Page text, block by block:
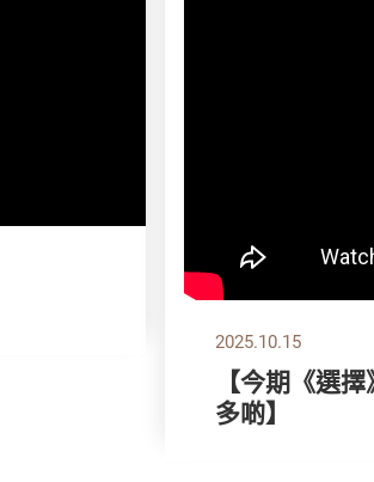
2025.10.15
【今期《選
多啲】